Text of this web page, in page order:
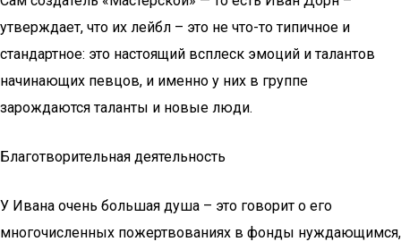
утверждает, что их лейбл – это не что-то типичное и
стандартное: это настоящий всплеск эмоций и талантов
начинающих певцов, и именно у них в группе
зарождаются таланты и новые люди.
Благотворительная деятельность
У Ивана очень большая душа – это говорит о его
многочисленных пожертвованиях в фонды нуждающимся,